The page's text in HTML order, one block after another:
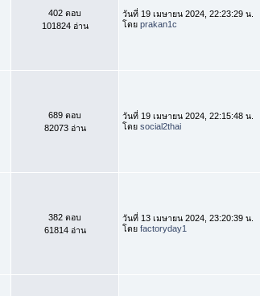
402 ตอบ
101824 อ่าน
วันที่ 19 เมษายน 2024, 22:23:29 น.
โดย prakan1c
689 ตอบ
82073 อ่าน
วันที่ 19 เมษายน 2024, 22:15:48 น.
โดย social2thai
382 ตอบ
61814 อ่าน
วันที่ 13 เมษายน 2024, 23:20:39 น.
โดย factoryday1